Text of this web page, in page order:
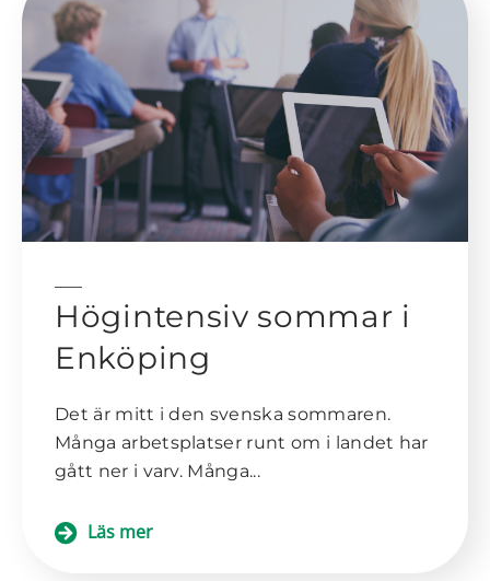
Högintensiv sommar i
Enköping
Det är mitt i den svenska sommaren.
Många arbetsplatser runt om i landet har
gått ner i varv. Många...
Läs mer